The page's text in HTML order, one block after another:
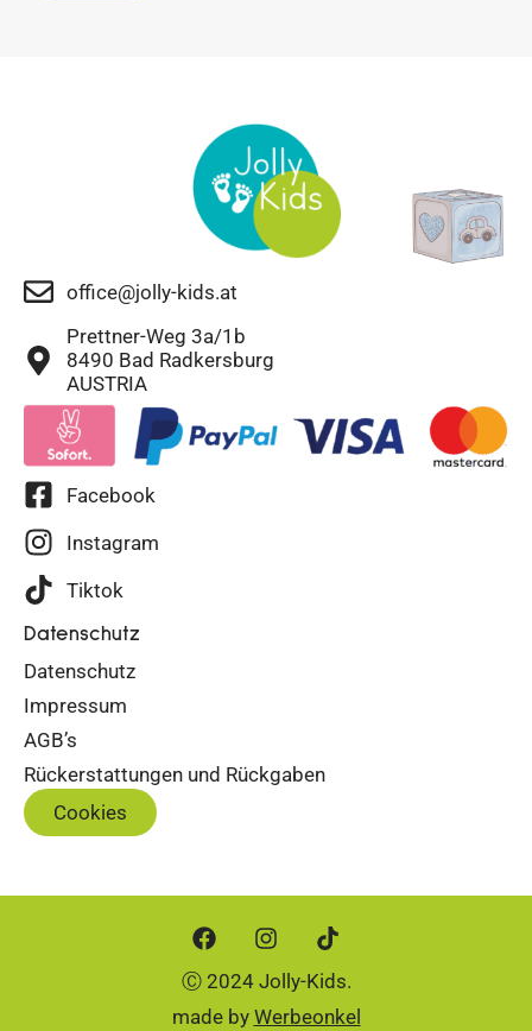
office@jolly-kids.at
Prettner-Weg 3a/1b
8490 Bad Radkersburg
AUSTRIA
Facebook
Instagram
Tiktok
Datenschutz
Datenschutz
Impressum
AGB’s
Rückerstattungen und Rückgaben
Cookies
made by Werbeonkel
Ⓒ 2024 Jolly-Kids.